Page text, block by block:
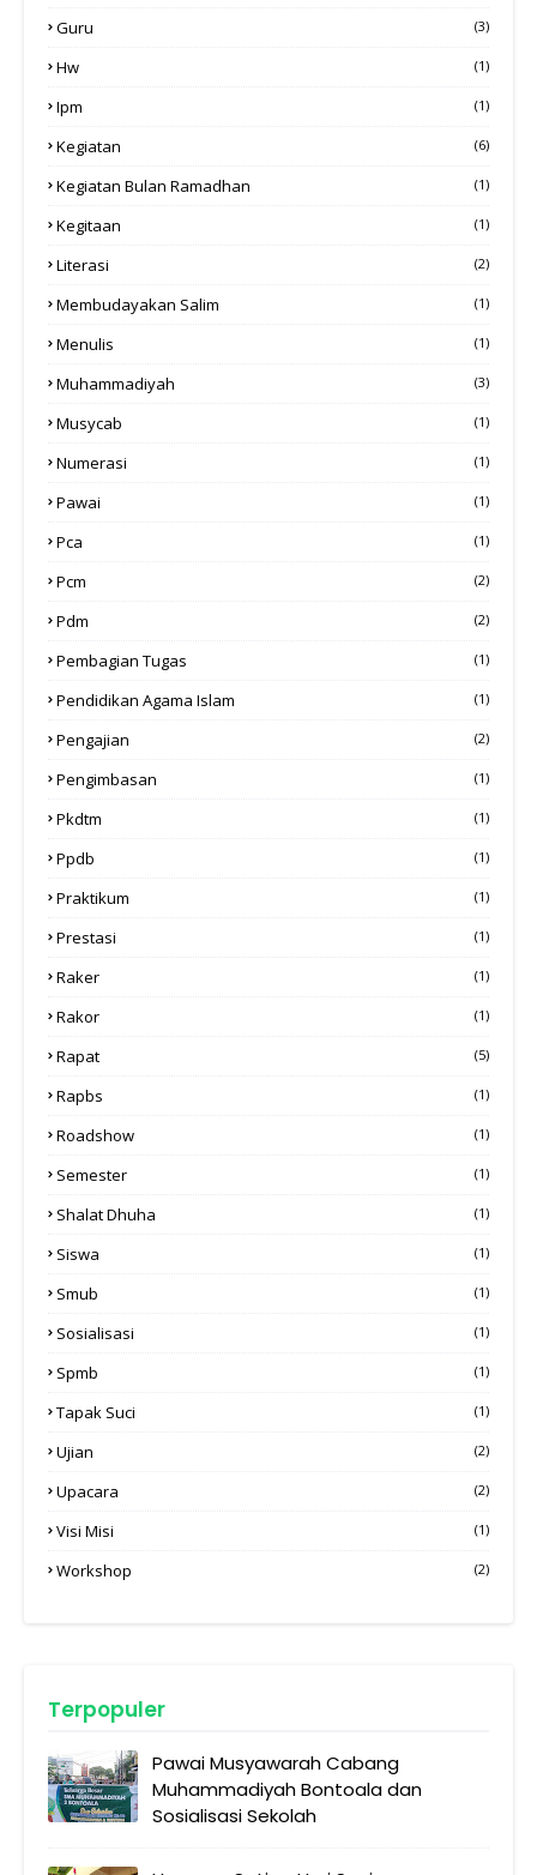
Guru (3)
Hw (1)
Ipm (1)
Kegiatan (6)
Kegiatan Bulan Ramadhan (1)
Kegitaan (1)
Literasi (2)
Membudayakan Salim (1)
Menulis (1)
Muhammadiyah (3)
Musycab (1)
Numerasi (1)
Pawai (1)
Pca (1)
Pcm (2)
Pdm (2)
Pembagian Tugas (1)
Pendidikan Agama Islam (1)
Pengajian (2)
Pengimbasan (1)
Pkdtm (1)
Ppdb (1)
Praktikum (1)
Prestasi (1)
Raker (1)
Rakor (1)
Rapat (5)
Rapbs (1)
Roadshow (1)
Semester (1)
Shalat Dhuha (1)
Siswa (1)
Smub (1)
Sosialisasi (1)
Spmb (1)
Tapak Suci (1)
Ujian (2)
Upacara (2)
Visi Misi (1)
Workshop (2)
Terpopuler
Pawai Musyawarah Cabang
Muhammadiyah Bontoala dan
Sosialisasi Sekolah